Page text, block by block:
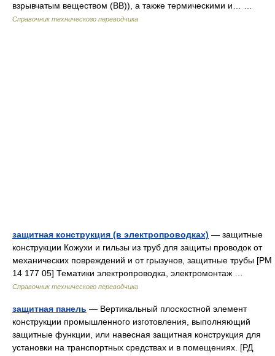
взрывчатым веществом (ВВ)), а также термическими и… …
Справочник технического переводчика
защитная конструкция (в электропроводках) — защитные
конструкции Кожухи и гильзы из труб для защиты проводок от
механических повреждений и от грызунов, защитные трубы [РМ
14 177 05] Тематики электропроводка, электромонтаж …
Справочник технического переводчика
защитная панель — Вертикальный плоскостной элемент
конструкции промышленного изготовления, выполняющий
защитные функции, или навесная защитная конструкция для
установки на транспортных средствах и в помещениях. [РД